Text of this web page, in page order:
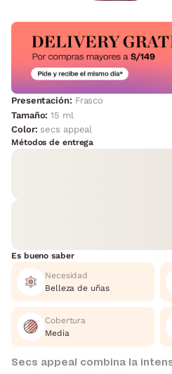
Presentación: Frasco
Tamaño:15 ml
Color: secs appeal
Métodos de entrega
Es bueno saber
Necesidad
Belleza de uñas
Cobertura
Media
Secs appeal combina la